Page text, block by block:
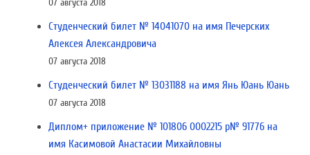
07 августа 2018
Студенческий билет № 14041070 на имя Печерских
Алексея Александровича
07 августа 2018
Студенческий билет № 13031188 на имя Янь Юань Юань
07 августа 2018
Диплом+ приложение № 101806 0002215 р№ 91776 на
имя Касимовой Анастасии Михайловны